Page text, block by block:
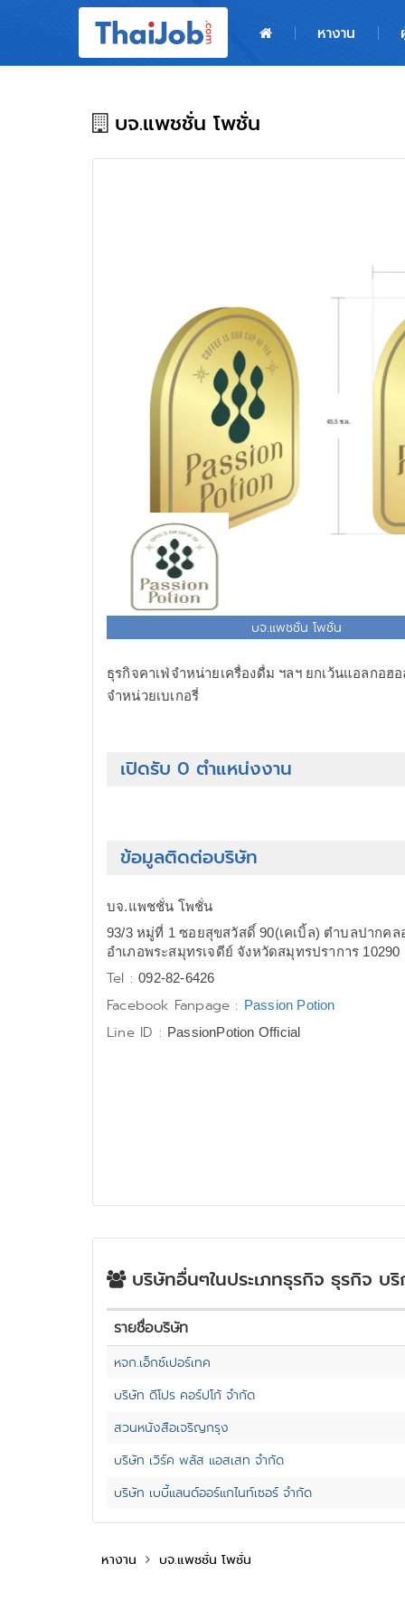
หางาน
ผู้สมัครงาน: เข้าสู่ระบบ
บจ.แพชชั่น โพชั่น
บจ.แพชชั่น โพชั่น
ธุรกิจคาเฟ่จำหน่ายเครื่องดื่ม ฯลฯ ยกเว้นแอลกอฮ
จำหน่วยเบเกอรี่
เปิดรับ 0 ตำแหน่งงาน
ข้อมูลติดต่อบริษัท
บจ.แพชชั่น โพชั่น
93/3 หมู่ที่ 1 ซอยสุขสวัสดิ์ 90(เคเบิ้ล) ตำบลปากคล
อำเภอพระสมุทรเจดีย์ จังหวัดสมุทรปราการ 10290
Tel :092-82-6426
Facebook Fanpage : Passion Potion
Line ID : PassionPotion Official
บริษัทอื่นๆในประเภทธุรกิจ ธุรกิจ บริ
รายชื่อบริษัท
หจก.เอ็กซ์เปอร์เทค
บริษัท ดีโปร คอร์ปโก้ จำกัด
สวนหนังสือเจริญกรุง
บริษัท เวิร์ค พลัส แอสเสท จำกัด
บริษัท เบบี้แลนด์ออร์แกไนท์เซอร์ จำกัด
หางาน บจ.แพชชั่น โพชั่น